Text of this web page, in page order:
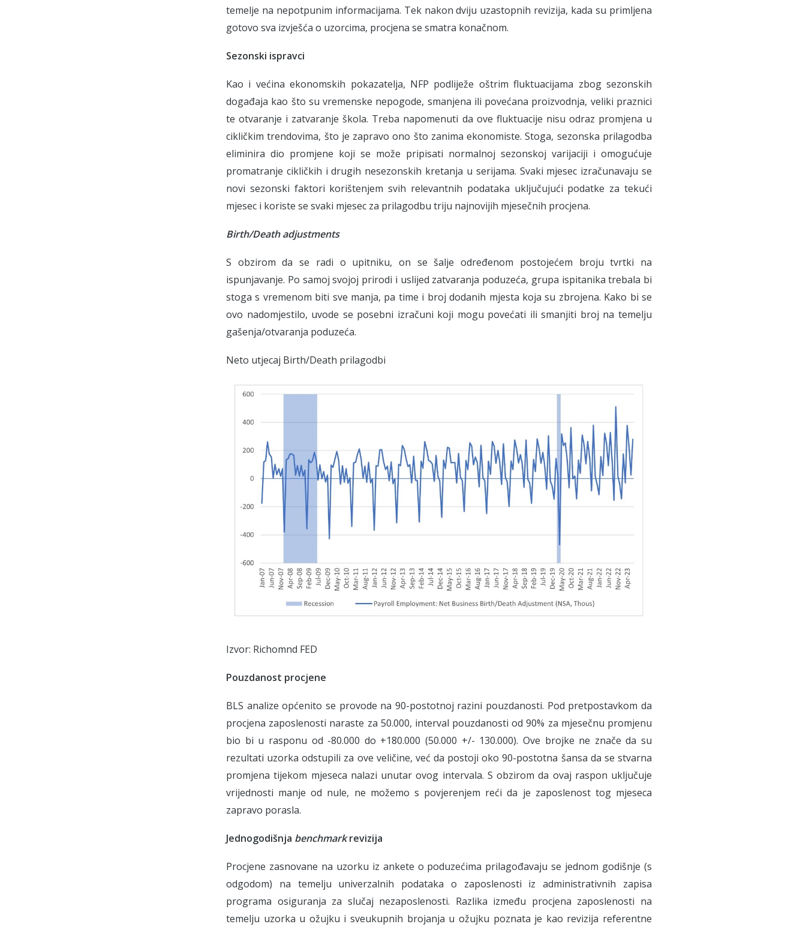
temelje na nepotpunim informacijama. Tek nakon dviju uzastopnih revizija, kada su primljena
gotovo sva izvješća o uzorcima, procjena se smatra konačnom.
Sezonski ispravci
Kao i većina ekonomskih pokazatelja, NFP podliježe oštrim fluktuacijama zbog sezonskih
događaja kao što su vremenske nepogode, smanjena ili povećana proizvodnja, veliki praznici
te otvaranje i zatvaranje škola. Treba napomenuti da ove fluktuacije nisu odraz promjena u
cikličkim trendovima, što je zapravo ono što zanima ekonomiste. Stoga, sezonska prilagodba
eliminira dio promjene koji se može pripisati normalnoj sezonskoj varijaciji i omogućuje
promatranje cikličkih i drugih nesezonskih kretanja u serijama. Svaki mjesec izračunavaju se
novi sezonski faktori korištenjem svih relevantnih podataka uključujući podatke za tekući
mjesec i koriste se svaki mjesec za prilagodbu triju najnovijih mjesečnih procjena.
Birth/Death adjustments
S obzirom da se radi o upitniku, on se šalje određenom postojećem broju tvrtki na
ispunjavanje. Po samoj svojoj prirodi i uslijed zatvaranja poduzeća, grupa ispitanika trebala bi
stoga s vremenom biti sve manja, pa time i broj dodanih mjesta koja su zbrojena. Kako bi se
ovo nadomjestilo, uvode se posebni izračuni koji mogu povećati ili smanjiti broj na temelju
gašenja/otvaranja poduzeća.
Neto utjecaj Birth/Death prilagodbi
Izvor: Richomnd FED
Pouzdanost procjene
BLS analize općenito se provode na 90-postotnoj razini pouzdanosti. Pod pretpostavkom da
procjena zaposlenosti naraste za 50.000, interval pouzdanosti od 90% za mjesečnu promjenu
bio bi u rasponu od -80.000 do +180.000 (50.000 +/- 130.000). Ove brojke ne znače da su
rezultati uzorka odstupili za ove veličine, već da postoji oko 90-postotna šansa da se stvarna
promjena tijekom mjeseca nalazi unutar ovog intervala. S obzirom da ovaj raspon uključuje
vrijednosti manje od nule, ne možemo s povjerenjem reći da je zaposlenost tog mjeseca
zapravo porasla.
Jednogodišnja benchmarkrevizija
Procjene zasnovane na uzorku iz ankete o poduzećima prilagođavaju se jednom godišnje (s
odgodom) na temelju univerzalnih podataka o zaposlenosti iz administrativnih zapisa
programa osiguranja za slučaj nezaposlenosti. Razlika između procjena zaposlenosti na
temelju uzorka u ožujku i sveukupnih brojanja u ožujku poznata je kao revizija referentne